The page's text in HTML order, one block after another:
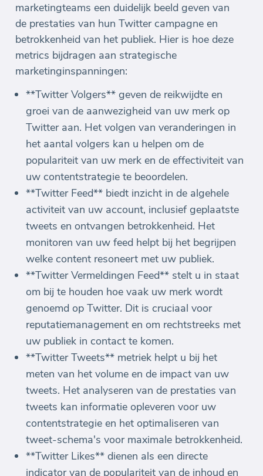
marketingteams een duidelijk beeld geven van
de prestaties van hun Twitter campagne en
betrokkenheid van het publiek. Hier is hoe deze
metrics bijdragen aan strategische
marketinginspanningen:
**Twitter Volgers** geven de reikwijdte en
groei van de aanwezigheid van uw merk op
Twitter aan. Het volgen van veranderingen in
het aantal volgers kan u helpen om de
populariteit van uw merk en de effectiviteit van
uw contentstrategie te beoordelen.
**Twitter Feed** biedt inzicht in de algehele
activiteit van uw account, inclusief geplaatste
tweets en ontvangen betrokkenheid. Het
monitoren van uw feed helpt bij het begrijpen
welke content resoneert met uw publiek.
**Twitter Vermeldingen Feed** stelt u in staat
om bij te houden hoe vaak uw merk wordt
genoemd op Twitter. Dit is cruciaal voor
reputatiemanagement en om rechtstreeks met
uw publiek in contact te komen.
**Twitter Tweets** metriek helpt u bij het
meten van het volume en de impact van uw
tweets. Het analyseren van de prestaties van
tweets kan informatie opleveren voor uw
contentstrategie en het optimaliseren van
tweet-schema's voor maximale betrokkenheid.
**Twitter Likes** dienen als een directe
indicator van de populariteit van de inhoud en